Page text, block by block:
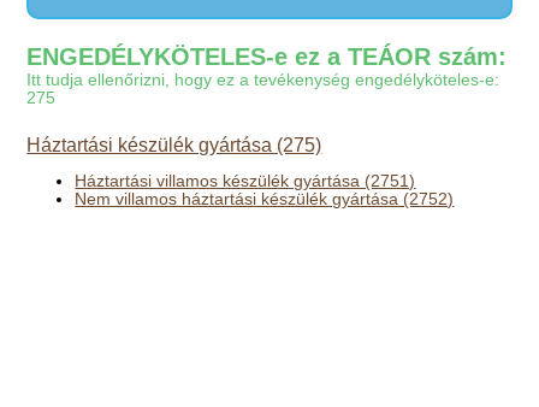
ENGEDÉLYKÖTELES-e ez a TEÁOR szám:
Itt tudja ellenőrizni, hogy ez a tevékenység engedélyköteles-e:
275
Háztartási készülék gyártása (275)
Háztartási villamos készülék gyártása (2751)
Nem villamos háztartási készülék gyártása (2752)